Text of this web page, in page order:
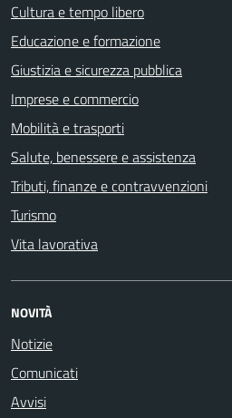
Cultura e tempo libero
Educazione e formazione
Giustizia e sicurezza pubblica
Imprese e commercio
Mobilità e trasporti
Salute, benessere e assistenza
Tributi, finanze e contravvenzioni
Turismo
Vita lavorativa
NOVITÀ
Notizie
Comunicati
Avvisi